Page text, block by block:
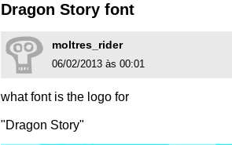
Dragon Story font
moltres_rider
06/02/2013 às 00:01
what font is the logo for
"Dragon Story"